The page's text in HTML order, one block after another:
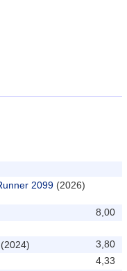
2099 (2026)
8,00
3,80
(2024)
4,33